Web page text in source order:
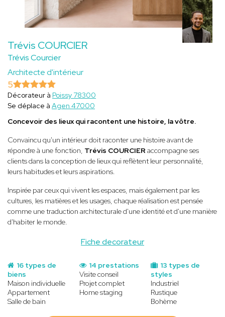
Trévis COURCIER
Trévis Courcier
Architecte d'intérieur
Fiche decorateur
5
Décorateur à Poissy 78300
Se déplace à Agen 47000
Concevoir des lieux qui racontent une histoire, la vôtre.
Convaincu qu'un intérieur doit raconter une histoire avant de
répondre à une fonction, Trévis COURCIER accompagne ses
clients dans la conception de lieux qui reflètent leur personnalité,
leurs habitudes et leurs aspirations.
Inspirée par ceux qui vivent les espaces, mais également par les
cultures, les matières et les usages, chaque réalisation est pensée
comme une traduction architecturale d'une identité et d'une manière
d'habiter le monde.
16 types de
biens
Maison individuelle
Appartement
Salle de bain
13 types de
styles
Industriel
Rustique
Bohème
14 prestations
Visite conseil
Projet complet
Home staging